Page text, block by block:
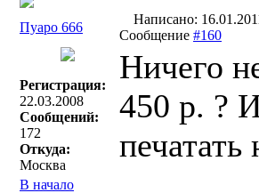
Пуаро 666
Написано:
Сообщение #160
Регистрация:
22.03.2008
Сообщений:
172
Откуда:
Москва
Ничего
450 р. ?
печатать
В начало